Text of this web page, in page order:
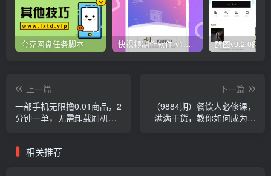
夸克网盘任务脚本 快视频制作软件 v1.1.1安卓版
上一篇
一部手机无限撸0.01商品，2
分钟一单，无需卸载刷机改
下一篇
（9884期）餐饮人必修课，
满满干货，教你如何成为一
相关推荐